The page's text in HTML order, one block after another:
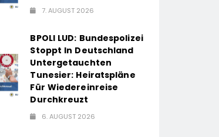
7. AUGUST 2026
BPOLI LUD: Bundespolizei
Stoppt In Deutschland
Untergetauchten
Tunesier: Heiratspläne
Für Wiedereinreise
Durchkreuzt
6. AUGUST 2026